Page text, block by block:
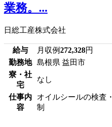
業務。...
日総工産株式会社
給与 月収例272,328円
勤務地
島根県 益田市
寮・社
宅
なし
仕事内
容
オイルシールの検査
制